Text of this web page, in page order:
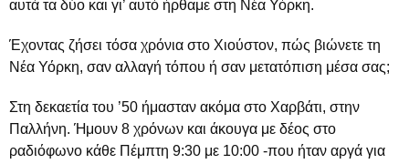
αυτά τα δύο και γι’ αυτό ήρθαμε στη Νέα Υόρκη.
Έχοντας ζήσει τόσα χρόνια στο Χιούστον, πώς βιώνετε τη
Νέα Υόρκη, σαν αλλαγή τόπου ή σαν μετατόπιση μέσα σας;
Στη δεκαετία του ’50 ήμασταν ακόμα στο Χαρβάτι, στην
Παλλήνη. Ήμουν 8 χρόνων και άκουγα με δέος στο
ραδιόφωνο κάθε Πέμπτη 9:30 με 10:00 -που ήταν αργά για